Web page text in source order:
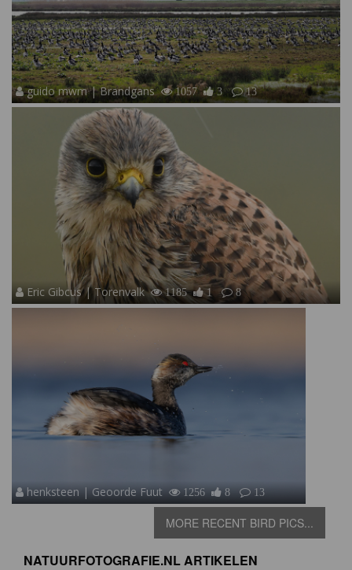
guido mwm | Brandgans 1057 3 13
Eric Gibcus | Torenvalk 1185 1 8
henksteen | Geoorde Fuut 1256 8 13
MORE RECENT BIRD PICS...
NATUURFOTOGRAFIE.NL ARTIKELEN